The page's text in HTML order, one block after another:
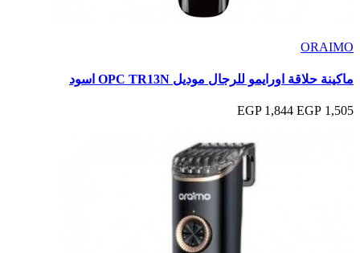
ORAIMO
ماكينة حلاقة اورايمو للرجال موديل OPC TR13N اسود
1,505 EGP
1,844 EGP